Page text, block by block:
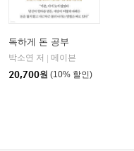
독하게 돈 공부
박소연 저
메이븐
20,700원 (10% 할인)